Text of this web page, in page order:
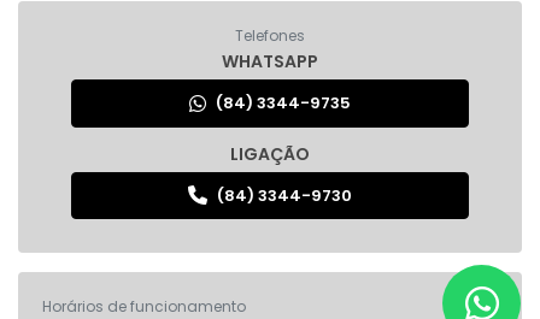
Telefones
WHATSAPP
(84) 3344-9735
LIGAÇÃO
(84) 3344-9730
Horários de funcionamento